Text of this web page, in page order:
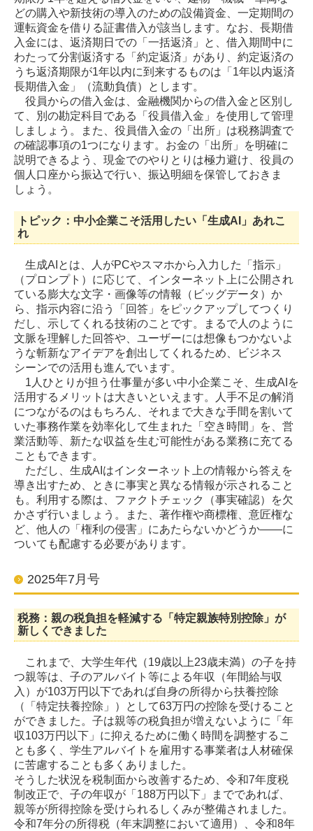
どの購入や新技術の導入のための設備資金、一定期間の
運転資金を借りる証書借入が該当します。なお、長期借
入金には、返済期日での「一括返済」と、借入期間中に
わたって分割返済する「約定返済」があり、約定返済の
うち返済期限が1年以内に到来するものは「1年以内返済
長期借入金」（流動負債）とします。
役員からの借入金は、金融機関からの借入金と区別し
て、別の勘定科目である「役員借入金」を使用して管理
しましょう。また、役員借入金の「出所」は税務調査で
の確認事項の1つになります。お金の「出所」を明確に
説明できるよう、現金でのやりとりは極力避け、役員の
個人口座から振込で行い、振込明細を保管しておきま
しょう。
トピック：中小企業こそ活用したい「生成AI」あれこ
れ
生成AIとは、人がPCやスマホから入力した「指示」
（プロンプト）に応じて、インターネット上に公開され
ている膨大な文字・画像等の情報（ビッグデータ）か
ら、指示内容に沿う「回答」をピックアップしてつくり
だし、示してくれる技術のことです。まるで人のように
文脈を理解した回答や、ユーザーには想像もつかないよ
うな斬新なアイデアを創出してくれるため、ビジネス
シーンでの活用も進んでいます。
1人ひとりが担う仕事量が多い中小企業こそ、生成AIを
活用するメリットは大きいといえます。人手不足の解消
につながるのはもちろん、それまで大きな手間を割いて
いた事務作業を効率化して生まれた「空き時間」を、営
業活動等、新たな収益を生む可能性がある業務に充てる
こともできます。
ただし、生成AIはインターネット上の情報から答えを
導き出すため、ときに事実と異なる情報が示されること
も。利用する際は、ファクトチェック（事実確認）を欠
かさず行いましょう。また、著作権や商標権、意匠権な
ど、他人の「権利の侵害」にあたらないかどうか――に
ついても配慮する必要があります。
2025年7月号
税務：親の税負担を軽減する「特定親族特別控除」が
新しくできました
これまで、大学生年代（19歳以上23歳未満）の子を持
つ親等は、子のアルバイト等による年収（年間給与収
入）が103万円以下であれば自身の所得から扶養控除
（「特定扶養控除」）として63万円の控除を受けること
ができました。子は親等の税負担が増えないように「年
収103万円以下」に抑えるために働く時間を調整するこ
とも多く、学生アルバイトを雇用する事業者は人材確保
に苦慮することも多くありました。
そうした状況を税制面から改善するため、令和7年度税
制改正で、子の年収が「188万円以下」までであれば、
親等が所得控除を受けられるしくみが整備されました。
令和7年分の所得税（年末調整において適用）、令和8年